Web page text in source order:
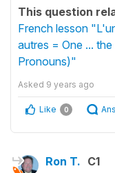
This question
French lesson
autres = One ...
Pronouns)"
Asked 9 years ago
Like 0
Ron T. C1